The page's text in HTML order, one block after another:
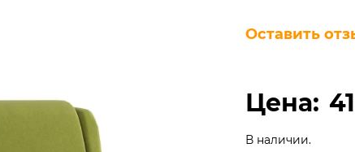
Оставить
Цена:
В наличии.